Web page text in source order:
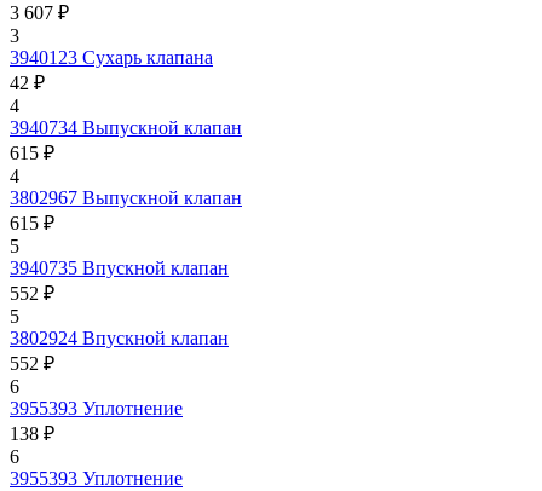
3 607 ₽
3
3940123 Сухарь клапана
42 ₽
4
3940734 Выпускной клапан
615 ₽
4
3802967 Выпускной клапан
615 ₽
5
3940735 Впускной клапан
552 ₽
5
3802924 Впускной клапан
552 ₽
6
3955393 Уплотнение
138 ₽
6
3955393 Уплотнение